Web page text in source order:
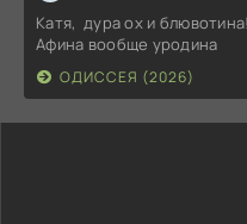
Катя, дура ох и
Афина вообще уродина
ОДИССЕЯ (2026)